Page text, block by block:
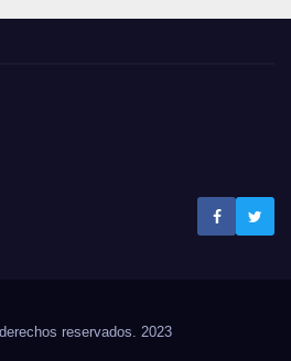
reservados. 2023